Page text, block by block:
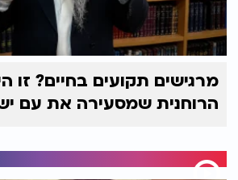
מרגישים תקועים בחיים? זו
הרוחנית שמסעירה את עם